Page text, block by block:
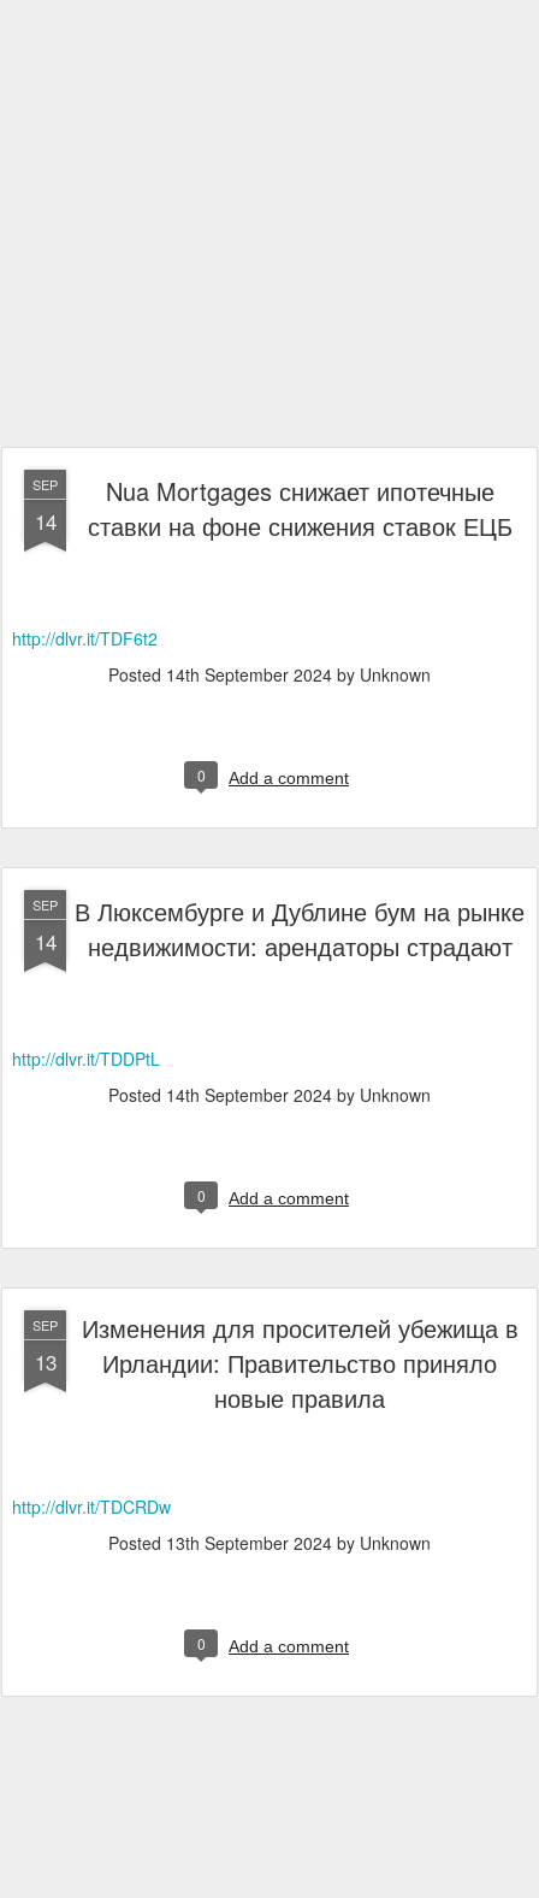
SEP
14
Nua Mortgages снижает ипотечные
ставки на фоне снижения ставок ЕЦБ
http://dlvr.it/TDF6t2
Posted 14th September 2024 by Unknown
0 Add a comment
SEP
14
В Люксембурге и Дублине бум на рынке
недвижимости: арендаторы страдают
http://dlvr.it/TDDPtL
Posted 14th September 2024 by Unknown
0 Add a comment
SEP
13
Изменения для просителей убежища в
Ирландии: Правительство приняло
новые правила
http://dlvr.it/TDCRDw
Posted 13th September 2024 by Unknown
0 Add a comment